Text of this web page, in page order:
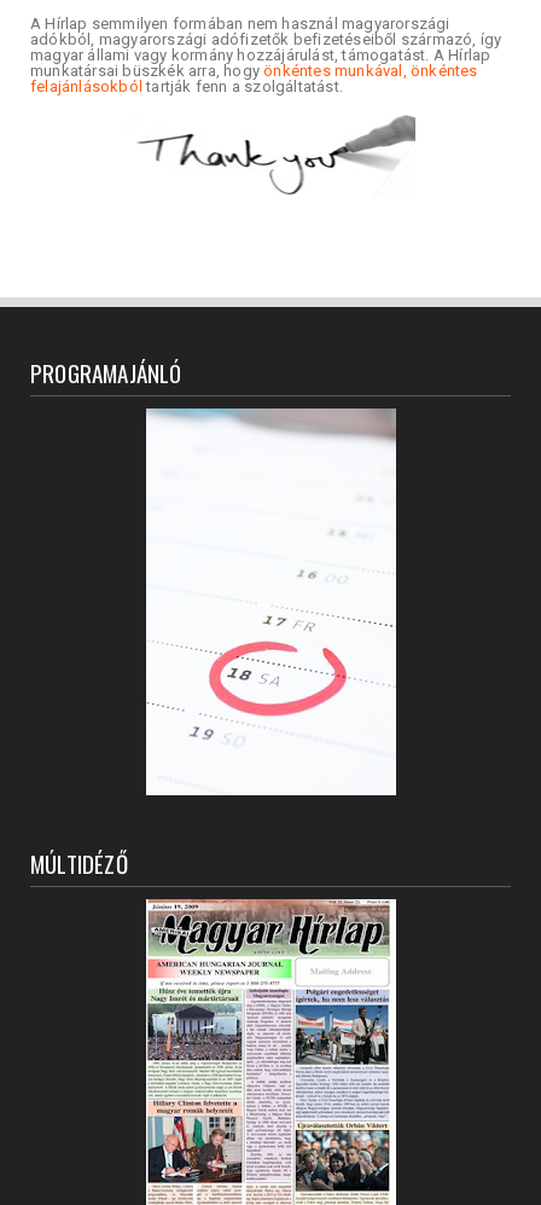
A Hírlap semmilyen formában nem használ magyarországi
adókból, magyarországi adófizetők befizetéseiből származó, így
magyar állami vagy kormány hozzájárulást, támogatást. A Hírlap
munkatársai büszkék arra, hogyönkéntes munkával, önkéntes
felajánlásokból tartják fenn a szolgáltatást.
PROGRAMAJÁNLÓ
MÚLTIDÉZŐ